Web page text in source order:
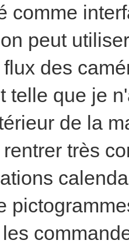
comme
peut
des
telle que je
de la
très